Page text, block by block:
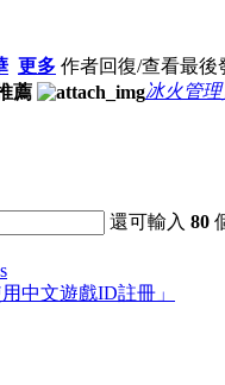
更多 作者回復/查看最後
冰火管理
還可輸入80
用中文遊戲ID註冊」